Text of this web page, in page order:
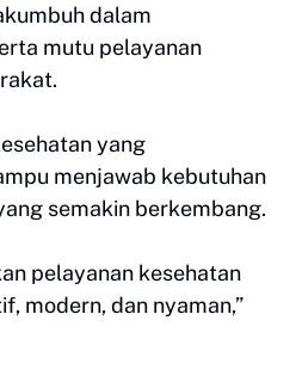
dalam
mutu pelayanan
yang
menjawab kebutuhan
semakin berkembang.
pelayanan kesehatan
modern, dan nyaman,”